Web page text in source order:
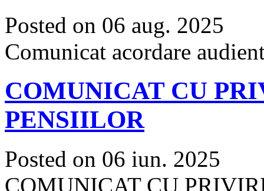
Posted on 06 aug. 2025
Comunicat acordare
COMUNICAT CU
PENSIILOR
Posted on 06 iun. 2025
COMUNICAT CU